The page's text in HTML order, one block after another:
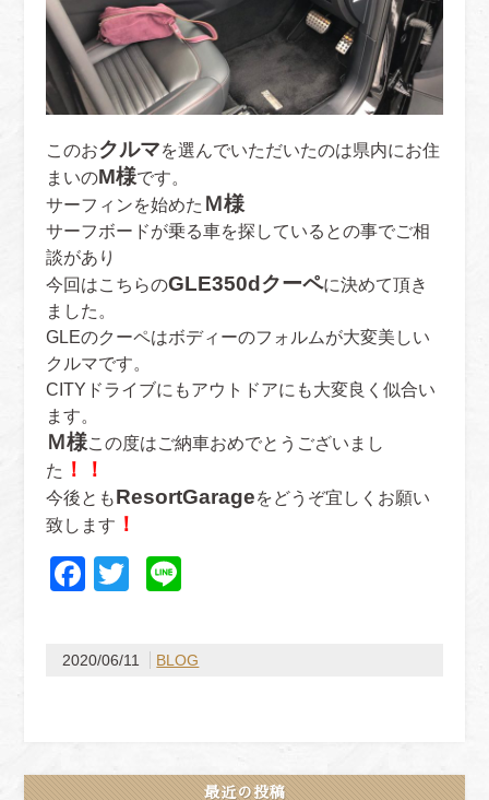
このおクルマを選んでいただいたのは県内にお住
まいのM様です。
サーフィンを始めた Ｍ様
サーフボードが乗る車を探しているとの事でご相
談があり
今回はこちらのGLE350dクーペに決めて頂き
ました。
GLEのクーペはボディーのフォルムが大変美しい
クルマです。
CITYドライブにもアウトドアにも大変良く似合い
ます。
Ｍ様この度はご納車おめでとうございまし
た ！！
今後ともResortGarageをどうぞ宜しくお願い
致します ！
Facebook
Twitter
2020/06/11 BLOG
最近の投稿